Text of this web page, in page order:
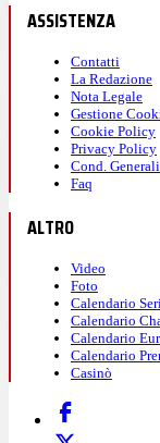
ASSISTENZA
Contatti
La Redazione
Nota Legale
Gestione
Cookie Policy
Privacy Policy
Cond. Generali
Faq
ALTRO
Video
Foto
Calendario
Calendario
Calendario
Calendario
Casinò